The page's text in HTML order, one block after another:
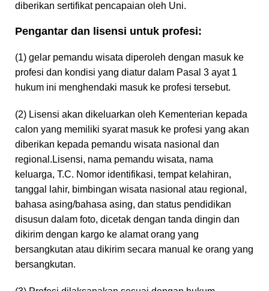
diberikan sertifikat pencapaian oleh Uni.
Pengantar dan lisensi untuk profesi:
(1) gelar pemandu wisata diperoleh dengan masuk ke
profesi dan kondisi yang diatur dalam Pasal 3 ayat 1
hukum ini menghendaki masuk ke profesi tersebut.
(2) Lisensi akan dikeluarkan oleh Kementerian kepada
calon yang memiliki syarat masuk ke profesi yang akan
diberikan kepada pemandu wisata nasional dan
regional.Lisensi, nama pemandu wisata, nama
keluarga, T.C. Nomor identifikasi, tempat kelahiran,
tanggal lahir, bimbingan wisata nasional atau regional,
bahasa asing/bahasa asing, dan status pendidikan
disusun dalam foto, dicetak dengan tanda dingin dan
dikirim dengan kargo ke alamat orang yang
bersangkutan atau dikirim secara manual ke orang yang
bersangkutan.